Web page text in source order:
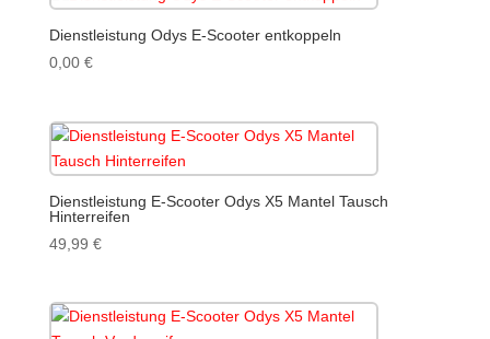
Dienstleistung Odys E-Scooter entkoppeln
0,00 €
Dienstleistung E-Scooter Odys X5 Mantel Tausch
Hinterreifen
49,99 €